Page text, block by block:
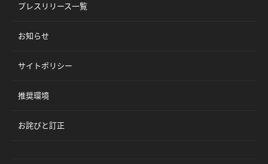
プレスリリース一覧
お知らせ
サイトポリシー
推奨環境
お詫びと訂正